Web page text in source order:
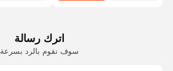
اترك رسالة
سوف نقوم بالرد بسرعة